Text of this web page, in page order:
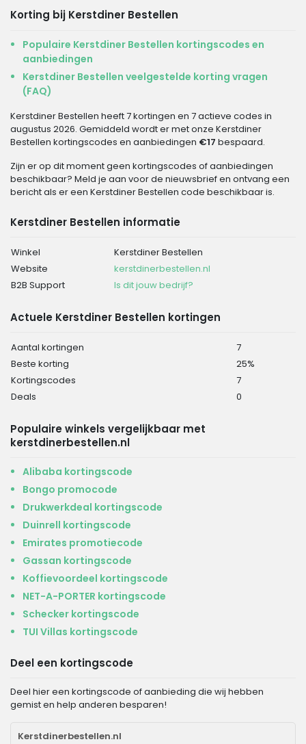
Korting bij Kerstdiner Bestellen
Populaire Kerstdiner Bestellen kortingscodes en
aanbiedingen
Kerstdiner Bestellen veelgestelde korting vragen
(FAQ)
Kerstdiner Bestellen heeft 7 kortingen en 7 actieve codes in
augustus 2026. Gemiddeld wordt er met onze Kerstdiner
Bestellen kortingscodes en aanbiedingen €17 bespaard.
Zijn er op dit moment geen kortingscodes of aanbiedingen
beschikbaar? Meld je aan voor de nieuwsbrief en ontvang een
bericht als er een Kerstdiner Bestellen code beschikbaar is.
Kerstdiner Bestellen informatie
Winkel
Kerstdiner Bestellen
Website
kerstdinerbestellen.nl
B2B Support
Is dit jouw bedrijf?
Actuele Kerstdiner Bestellen kortingen
Aantal kortingen
7
Beste korting
25%
Kortingscodes
7
Deals
0
Populaire winkels vergelijkbaar met
kerstdinerbestellen.nl
Alibaba kortingscode
Bongo promocode
Drukwerkdeal kortingscode
Duinrell kortingscode
Emirates promotiecode
Gassan kortingscode
Koffievoordeel kortingscode
NET-A-PORTER kortingscode
Schecker kortingscode
TUI Villas kortingscode
Deel een kortingscode
Deel hier een kortingscode of aanbieding die wij hebben
gemist en help anderen besparen!